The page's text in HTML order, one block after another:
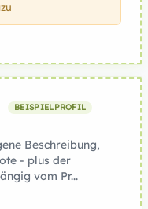
BEISPIELPROFIL
Beschreibung,
- plus der
vom Pr...